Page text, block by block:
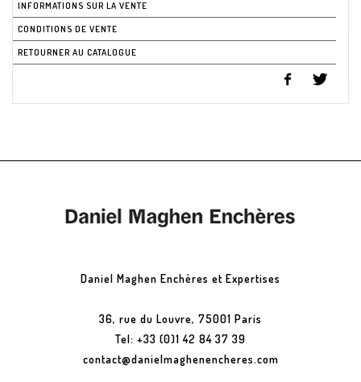
INFORMATIONS SUR LA VENTE
CONDITIONS DE VENTE
RETOURNER AU CATALOGUE
Daniel Maghen Enchères et Expertises
36, rue du Louvre, 75001 Paris
Tel: +33 (0)1 42 84 37 39
contact@danielmaghenencheres.com